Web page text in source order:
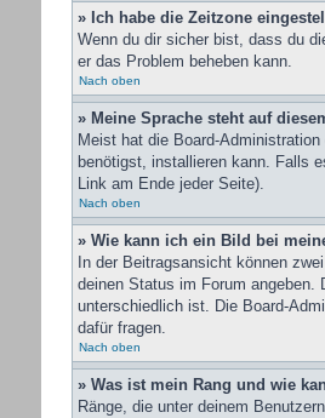
» Ich habe die Zeitzone
Wenn du dir sicher bist, dass du
er das Problem beheben kann.
Nach oben
» Meine Sprache steht auf
Meist hat die Board-
benötigst, installieren kann. Falls
Link am Ende jeder Seite).
Nach oben
» Wie kann ich ein Bild bei
In der Beitragsansicht können
deinen Status im Forum angeben.
unterschiedlich ist. Die Board-
dafür fragen.
Nach oben
» Was ist mein Rang und wie
Ränge, die unter deinem